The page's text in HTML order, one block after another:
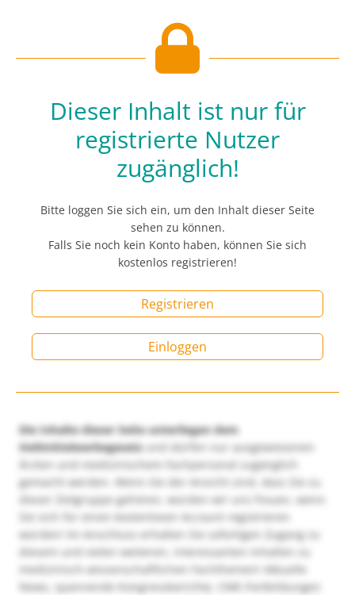
Dieser Inhalt ist nur für
registrierte Nutzer
zugänglich!
Bitte loggen Sie sich ein, um den Inhalt dieser Seite
sehen zu können.
Falls Sie noch kein Konto haben, können Sie sich
kostenlos registrieren!
Registrieren
Einloggen
Die Inhalte dieser Seite unterliegen dem
Heilmittelwerbegesetzund dürfen nur ausgewiesenen
Ärzten und medizinischem Fachpersonal zugänglich
gemacht werden. Wenn Sie der Ansicht sind, dass Sie zu
dieser Zielgruppe gehören, würden wir uns freuen, wenn
Sie sich für einen kostenlosen Account registrieren
würden! Im Anschluss erhalten Sie sofortigen Zugang zu
diesem und vielen weiteren, interessanten Inhalten zu
medizinisch-wissenschaftlichen Fachthemen! Aktuelle
News, spannende Kongressberichte, CME-Fortbildungen